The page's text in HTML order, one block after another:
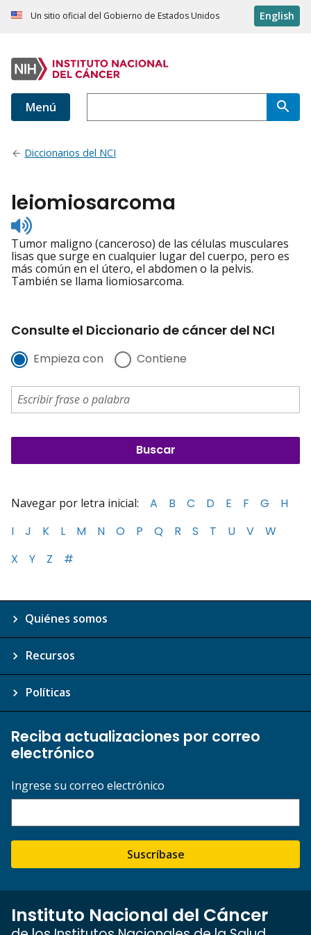
Un sitio oficial del Gobierno de Estados Unidos English
Menú
Diccionarios del NCI
leiomiosarcoma
Listen
to
pronunciation
Tumor maligno (canceroso) de las células musculares
lisas que surge en cualquier lugar del cuerpo, pero es
más común en el útero, el abdomen o la pelvis.
También se llama liomiosarcoma.
Consulte el Diccionario de cáncer del NCI
Empieza con Contiene
Navegar por letra inicial: A B C D E F G
H
I
J K L M N O P Q R S T U V
W
X
Y Z #
Quiénes somos
Recursos
Políticas
Reciba actualizaciones por correo
electrónico
Ingrese su correo electrónico
Suscríbase
Instituto Nacional del Cáncer